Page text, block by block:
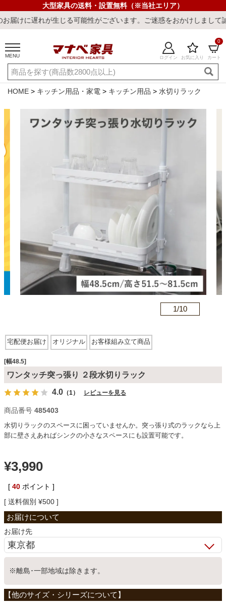
大型家具の送料・設置無料（※当社エリア）
生じる可能性がございます。ご迷惑をおかけしまして誠に申し訳ご
MENU ログイン お気に入り カート
0
ご利用ガイド 新規会員登録
店舗一覧 閲覧履歴
ワークデスク ウィルトンラ
カテゴリから探す
椅子・チェア
食器棚・キッチン収納
ベッド
収納家具
学習机
ホームオフィス
HOME キッチン用品・家電 キッチン用品 水切りラック
1/10
宅配便お届け オリジナル お客様組み立て商品
[幅48.5]
ワンタッチ突っ張り ２段水切りラック
4.0 （1） レビューを見る
商品番号 485403
水切りラックのスペースに困っていませんか。突っ張り式のラックなら上
部に壁さえあればシンクの小さなスペースにも設置可能です。
¥3,990
[ 40 ポイント ]
送料個別 ¥500
お届け先
※離島･一部地域は除きます。